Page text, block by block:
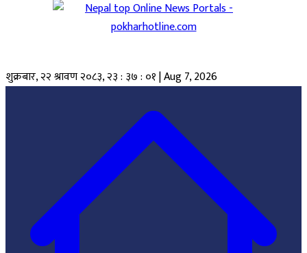
शुक्रबार, २२ श्रावण २०८३,२३ : ३७ : ०२|Aug 7, 2026